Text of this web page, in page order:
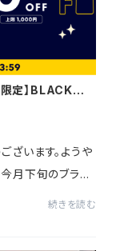
定】BLACK
ざいます。ようや
月下旬のブラッ
続きを読む